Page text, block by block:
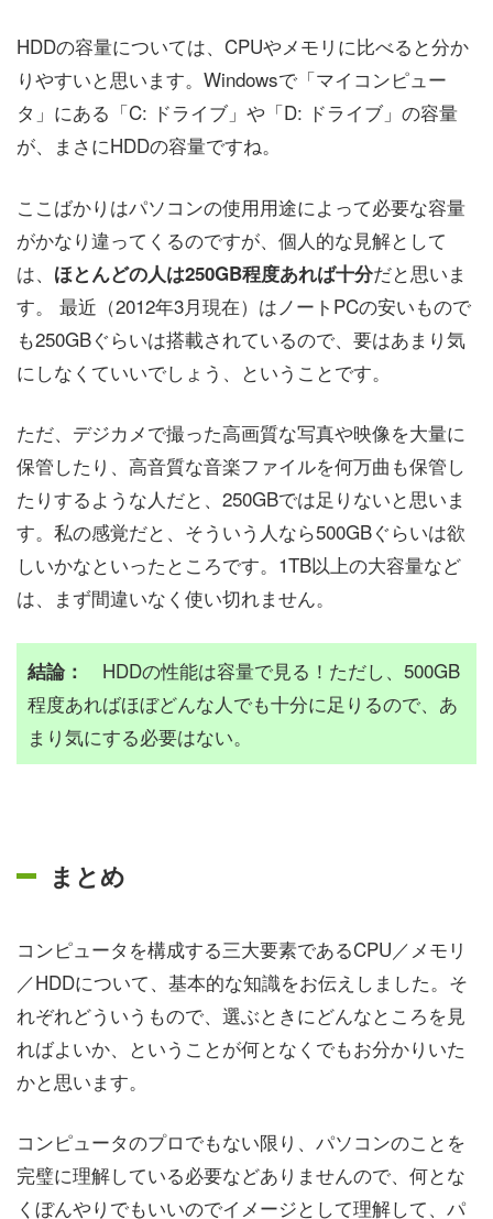
HDDの容量については、CPUやメモリに比べると分か
りやすいと思います。Windowsで「マイコンピュー
タ」にある「C: ドライブ」や「D: ドライブ」の容量
が、まさにHDDの容量ですね。
ここばかりはパソコンの使用用途によって必要な容量
がかなり違ってくるのですが、個人的な見解として
は、 ほとんどの人は250GB程度あれば十分だと思いま
す。 最近（2012年3月現在）はノートPCの安いもので
も250GBぐらいは搭載されているので、要はあまり気
にしなくていいでしょう、ということです。
ただ、デジカメで撮った高画質な写真や映像を大量に
保管したり、高音質な音楽ファイルを何万曲も保管し
たりするような人だと、250GBでは足りないと思いま
す。私の感覚だと、そういう人なら500GBぐらいは欲
しいかなといったところです。1TB以上の大容量など
は、まず間違いなく使い切れません。
結論：
HDDの性能は容量で見る！ただし、500GB
程度あればほぼどんな人でも十分に足りるので、あ
まり気にする必要はない。
まとめ
コンピュータを構成する三大要素であるCPU／メモリ
／HDDについて、基本的な知識をお伝えしました。そ
れぞれどういうもので、選ぶときにどんなところを見
ればよいか、ということが何となくでもお分かりいた
かと思います。
コンピュータのプロでもない限り、パソコンのことを
完璧に理解している必要などありませんので、何とな
くぼんやりでもいいのでイメージとして理解して、パ